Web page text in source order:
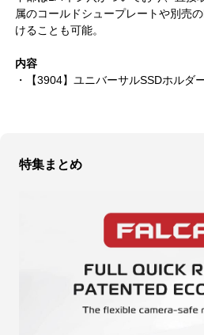
属のコールドシュープレートや別売
けることも可能。
内容
・【3904】ユニバーサルSSDホルダ
特集まとめ